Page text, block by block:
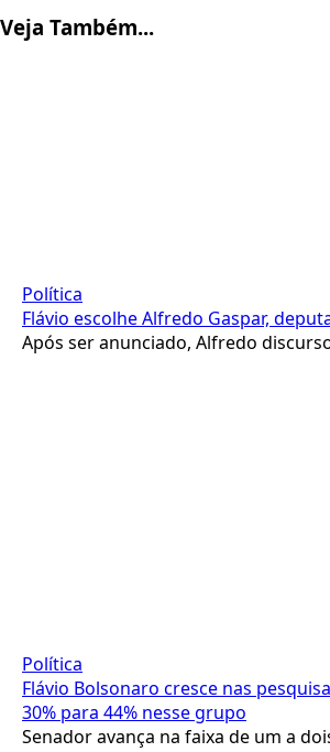
Veja Também...
Política
Flávio escolhe Alfredo Gaspar,
Após ser anunciado, Alfredo
Política
Flávio Bolsonaro cresce nas
30% para 44% nesse grupo
Senador avança na faixa de um a